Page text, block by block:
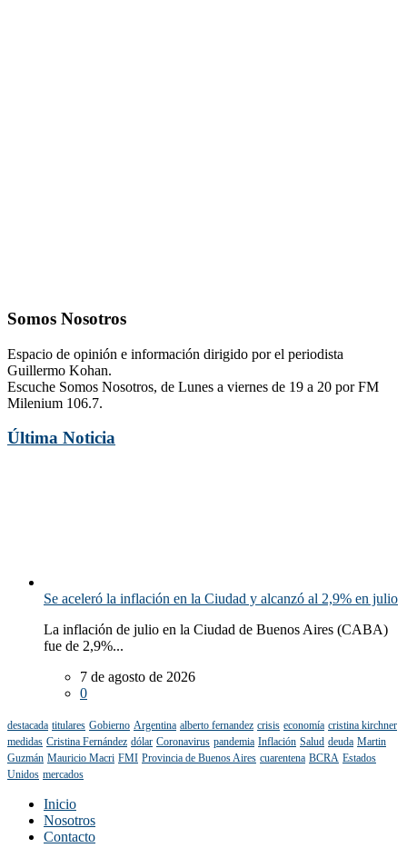
Somos Nosotros
Espacio de opinión e información dirigido por el periodista
Guillermo Kohan.
Escuche Somos Nosotros, de Lunes a viernes de 19 a 20 por FM
Milenium 106.7.
Última Noticia
Se aceleró la inflación en la Ciudad y alcanzó al 2,9% en julio
La inflación de julio en la Ciudad de Buenos Aires (CABA)
fue de 2,9%...
7 de agosto de 2026
0
destacada titulares Gobierno Argentina alberto fernandez crisis economía cristina kirchner
medidas Cristina Fernández dólar Coronavirus pandemia Inflación Salud deuda Martin
Guzmán Mauricio Macri FMI Provincia de Buenos Aires cuarentena BCRA Estados
Unidos mercados
Inicio
Nosotros
Contacto